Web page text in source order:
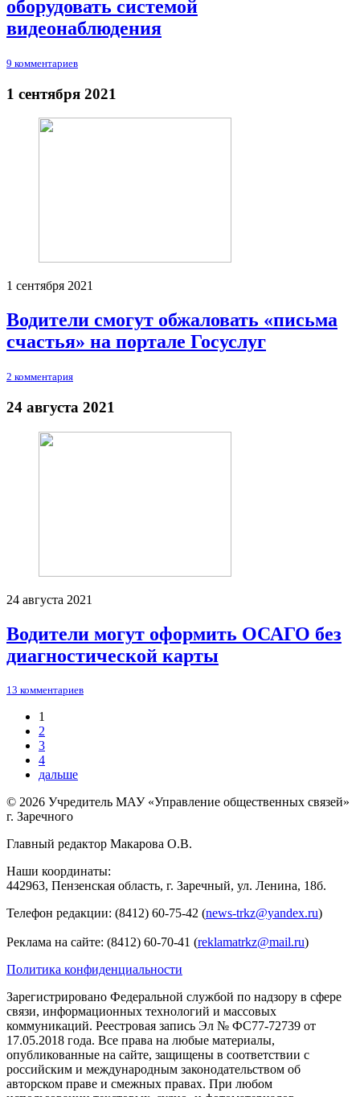
оборудовать системой
видеонаблюдения
9 комментариев
1 сентября 2021
1 сентября 2021
Водители смогут обжаловать «письма
счастья» на портале Госуслуг
2 комментария
24 августа 2021
24 августа 2021
Водители могут оформить ОСАГО без
диагностической карты
13 комментариев
Нумерация
страниц
1
2
3
4
дальше
© 2026 Учредитель МАУ «Управление общественных связей»
г. Заречного
Главный редактор Макарова О.В.
Наши координаты:
442963, Пензенская область, г. Заречный, ул. Ленина, 18б.
Телефон редакции: (8412) 60-75-42 (news-trkz@yandex.ru)
Реклама на сайте: (8412) 60-70-41 (reklamatrkz@mail.ru)
Политика конфиденциальности
Зарегистрировано Федеральной службой по надзору в сфере
связи, информационных технологий и массовых
коммуникаций. Реестровая запись Эл № ФС77-72739 от
17.05.2018 года. Все права на любые материалы,
опубликованные на сайте, защищены в соответствии с
российским и международным законодательством об
авторском праве и смежных правах. При любом